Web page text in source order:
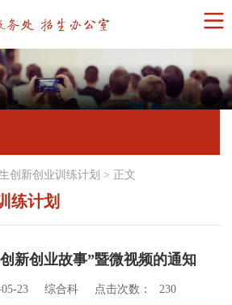
创新创业训练计划 > 正文
练计划
新创业故事”暨微视频的通知
23 综合科 点击次数： 230